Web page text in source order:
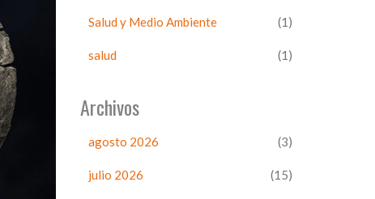
Salud y Medio Ambiente (1)
salud (1)
Archivos
agosto 2026 (3)
julio 2026 (15)